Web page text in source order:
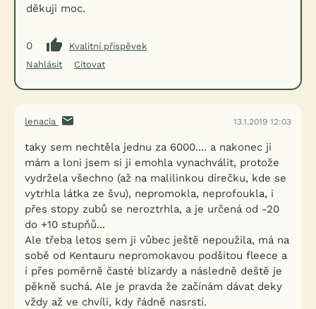
děkuji moc.
0
Kvalitní příspěvek
Nahlásit
Citovat
lenacia 13.1.2019 12:03
taky sem nechtěla jednu za 6000.... a nakonec ji
mám a loni jsem si ji emohla vynachválit, protože
vydržela všechno (až na malilinkou dírečku, kde se
vytrhla látka ze švu), nepromokla, neprofoukla, i
přes stopy zubů se neroztrhla, a je určená od -20
do +10 stupňů...
Ale třeba letos sem ji vůbec ještě nepoužila, má na
sobě od Kentauru nepromokavou podšitou fleece a
i přes poměrně časté blizardy a následně deště je
pěkně suchá. Ale je pravda že začínám dávat deky
vždy až ve chvíli, kdy řádně nasrstí.